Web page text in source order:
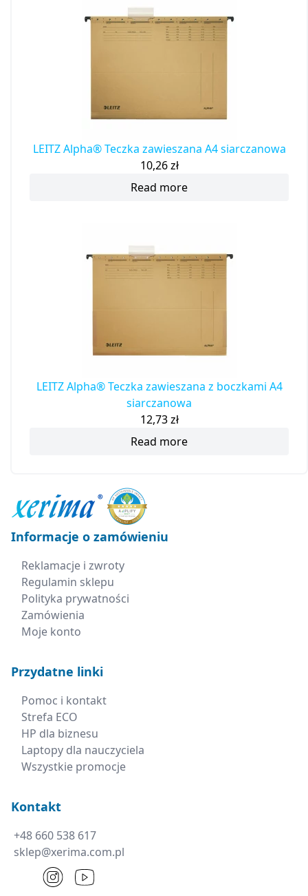
LEITZ Alpha® Teczka zawieszana A4 siarczanowa
10,26zł
Read more
LEITZ Alpha® Teczka zawieszana z boczkami A4
siarczanowa
12,73zł
Read more
Informacje o zamówieniu
Reklamacje i zwroty
Regulamin sklepu
Polityka prywatności
Zamówienia
Moje konto
Przydatne linki
Pomoc i kontakt
Strefa ECO
HP dla biznesu
Laptopy dla nauczyciela
Wszystkie promocje
Kontakt
+48 660 538 617
sklep@xerima.com.pl